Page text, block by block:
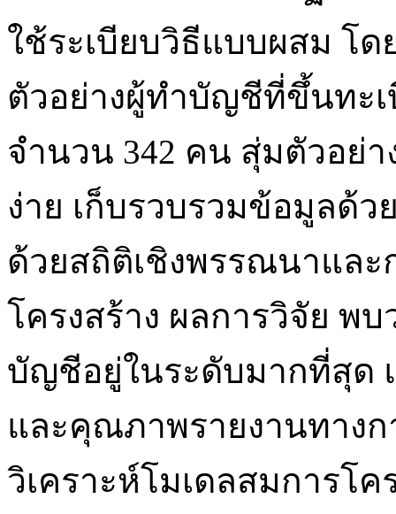
ใช้ระเบียบวิธีแบบผสม โ
ตัวอย่างผู้ทำบัญชีที่ขึ้นทะ
จำนวน 342 คน สุ่มตัวอย่
ง่าย เก็บรวบรวมข้อมูลด้
ด้วยสถิติเชิงพรรณนาและ
โครงสร้าง ผลการวิจัย พ
บัญชีอยู่ในระดับมากที่สุด
และคุณภาพรายงานทางก
วิเคราะห์โมเดลสมการโ